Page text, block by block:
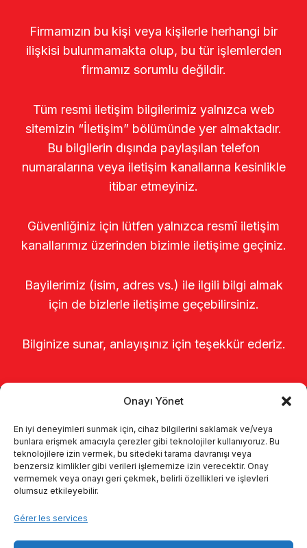
Onayı Yönet
En iyi deneyimleri sunmak için, cihaz bilgilerini saklamak ve/veya
bunlara erişmek amacıyla çerezler gibi teknolojiler kullanıyoruz. Bu
teknolojilere izin vermek, bu sitedeki tarama davranışı veya
benzersiz kimlikler gibi verileri işlememize izin verecektir. Onay
vermemek veya onayı geri çekmek, belirli özellikleri ve işlevleri
olumsuz etkileyebilir.
Gérer les services
Firmamızın bu kişi veya kişilerle herhangi bir
ilişkisi bulunmamakta olup, bu tür işlemlerden
firmamız sorumlu değildir.
Tüm resmi iletişim bilgilerimiz yalnızca web
sitemizin “İletişim” bölümünde yer almaktadır.
Bu bilgilerin dışında paylaşılan telefon
numaralarına veya iletişim kanallarına kesinlikle
itibar etmeyiniz.
Güvenliğiniz için lütfen yalnızca resmî iletişim
kanallarımız üzerinden bizimle iletişime geçiniz.
Bayilerimiz (isim, adres vs.) ile ilgili bilgi almak
için de bizlerle iletişime geçebilirsiniz.
Bilginize sunar, anlayışınız için teşekkür ederiz.
Page d’accueil
À propos de nous